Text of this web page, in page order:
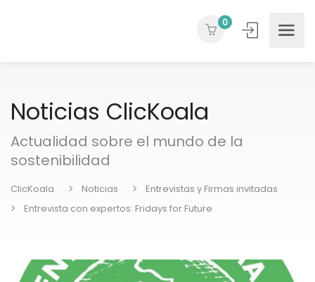
0
Noticias ClicKoala
Actualidad sobre el mundo de la
sostenibilidad
ClicKoala Noticias
Entrevistas y Firmas invitadas
Entrevista con expertos: Fridays for Future